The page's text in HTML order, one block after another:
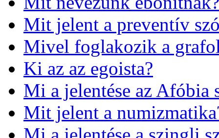
Mit jelent a preventív
Mivel foglakozik a
Ki az az egoista?
Mi a jelentése az Afóbia
Mit jelent a